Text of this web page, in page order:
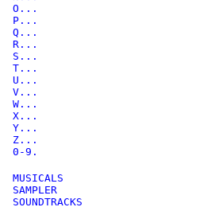
O...
P...
Q...
R...
S...
T...
U...
V...
W...
X...
Y...
Z...
0-9.
MUSICALS
SAMPLER
SOUNDTRACKS